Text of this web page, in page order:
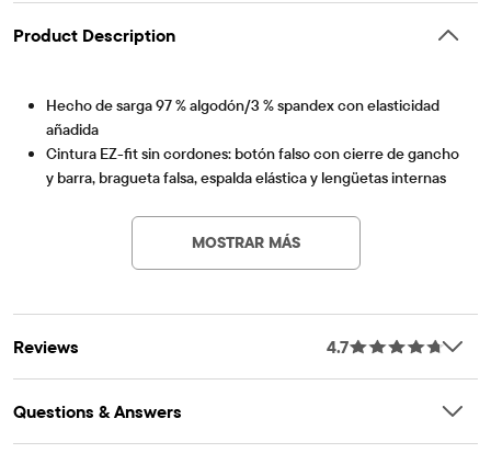
Product Description
Hecho de sarga 97 % algodón/3 % spandex con elasticidad
añadida
Cintura EZ-fit sin cordones: botón falso con cierre de gancho
y barra, bragueta falsa, espalda elástica y lengüetas internas
bolsillos laterales delanteros inclinados; bolsillos traseros
Hebillas de cinturon
MOSTRAR MÁS
Reviews 4.7
Questions & Answers